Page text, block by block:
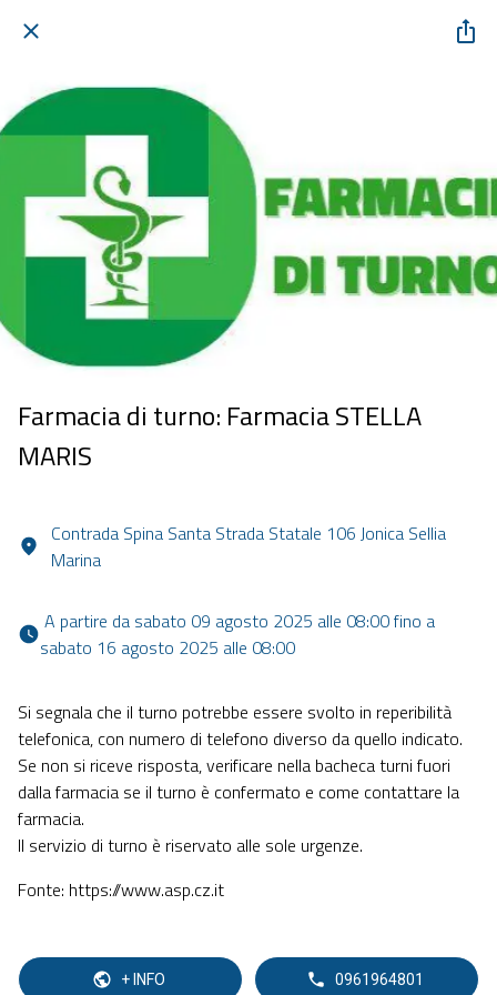
Farmacia di turno: Farmacia STELLA
MARIS
Contrada Spina Santa Strada Statale 106 Jonica Sellia
Marina
sabato 16 agosto 2025 alle 08:00
Si segnala che il turno potrebbe essere svolto in reperibilità
telefonica, con numero di telefono diverso da quello indicato.
Se non si riceve risposta, verificare nella bacheca turni fuori
dalla farmacia se il turno è confermato e come contattare la
farmacia.
Il servizio di turno è riservato alle sole urgenze.
Fonte: https://www.asp.cz.it
+ INFO 0961964801